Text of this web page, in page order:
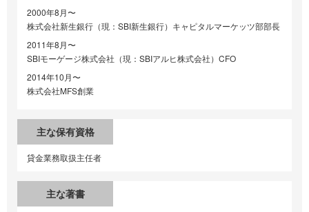
2000年8月〜
株式会社新生銀行（現：SBI新生銀行）キャピタルマーケッツ部部長
2011年8月〜
SBIモーゲージ株式会社（現：SBIアルヒ株式会社）CFO
2014年10月〜
株式会社MFS創業
主な保有資格
貸金業務取扱主任者
主な著書